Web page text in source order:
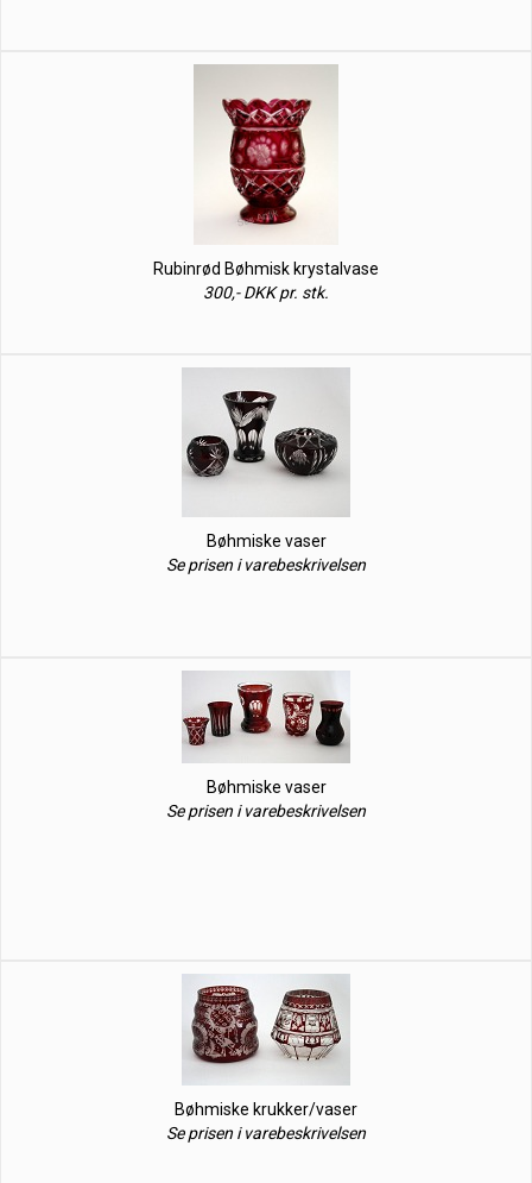
Rubinrød Bøhmisk krystalvase
300,- DKK pr. stk.
Bøhmiske vaser
Se prisen i varebeskrivelsen
Bøhmiske vaser
Se prisen i varebeskrivelsen
Bøhmiske krukker/vaser
Se prisen i varebeskrivelsen